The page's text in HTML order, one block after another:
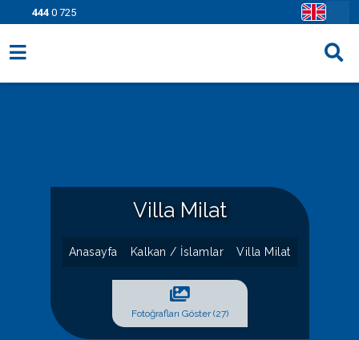
444 0 725
Villa Milat
Anasayfa Kalkan / İslamlar Villa Milat
Fotoğrafları Göster (27)